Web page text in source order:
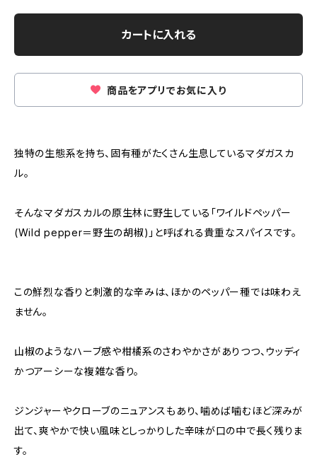
カートに入れる
商品をアプリでお気に入り
独特の生態系を持ち、固有種がたくさん生息しているマダガスカ
ル。
そんなマダガスカルの原生林に野生している「ワイルドペッパー
(Wild pepper＝野生の胡椒)」と呼ばれる貴重なスパイスです。
この鮮烈な香りと刺激的な辛みは、ほかのペッパー種では味わえ
ません。
山椒のようなハーブ感や柑橘系のさわやかさがありつつ、ウッディ
かつアーシーな複雑な香り。
ジンジャーやクローブのニュアンスもあり、噛めば噛むほど深みが
出て、爽やかで快い風味としっかりした辛味が口の中で長く残りま
す。